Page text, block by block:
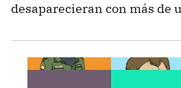
desaparecieran con más de